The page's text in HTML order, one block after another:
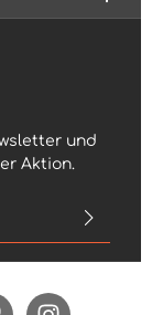
und
Aktion.
zur